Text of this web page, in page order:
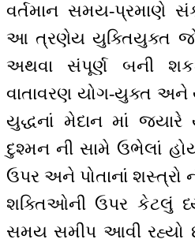
વર્તમાન સમય-પ્રમાણે
આ ત્રણેય યુક્તિયુક્ત
અથવા સંપૂર્ણ બની
વાતાવરણ યોગ-યુક્ત
યુદ્ધનાં મેદાન માં જ્યારે
દુશ્મન ની સામે ઉભેલાં
ઉપર અને પોતાનાં શસ્ત્રો
શક્તિઓની ઉપર કેટલું
સમય સમીપ આવી રહ્યો